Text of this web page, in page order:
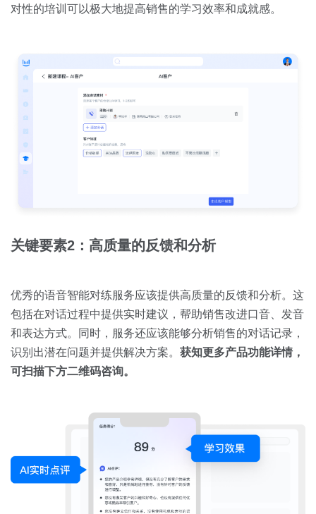
对性的培训可以极大地提高销售的学习效率和成就感。
关键要素2：高质量的反馈和分析
优秀的语音智能对练服务应该提供高质量的反馈和分析。这
包括在对话过程中提供实时建议，帮助销售改进口音、发音
和表达方式。同时，服务还应该能够分析销售的对话记录，
识别出潜在问题并提供解决方案。 获知更多产品功能详情，
可扫描下方二维码咨询。